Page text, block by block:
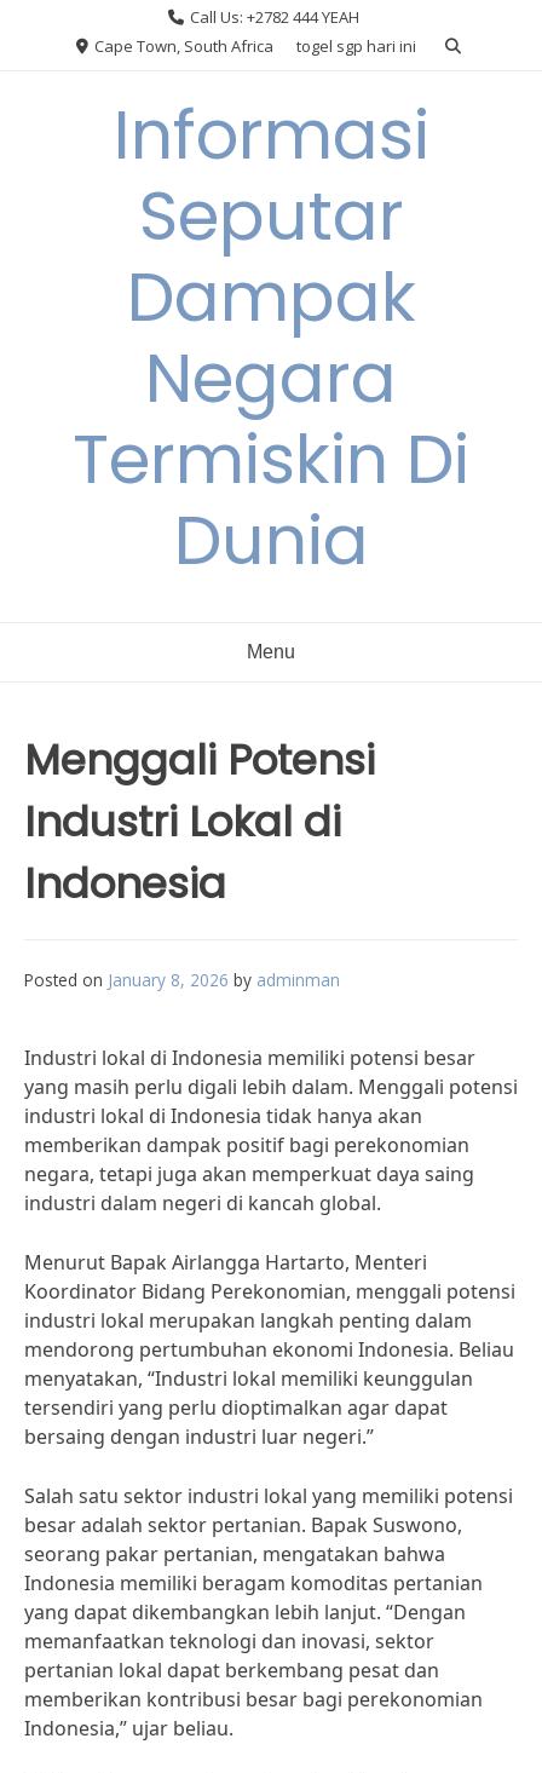
Call Us: +2782 444 YEAH
Cape Town, South Africa
togel sgp hari ini
Informasi
Seputar
Dampak
Negara
Termiskin Di
Dunia
Menu
Menggali Potensi
Industri Lokal di
Indonesia
Posted on January 8, 2026 by adminman
Industri lokal di Indonesia memiliki potensi besar
yang masih perlu digali lebih dalam. Menggali potensi
industri lokal di Indonesia tidak hanya akan
memberikan dampak positif bagi perekonomian
negara, tetapi juga akan memperkuat daya saing
industri dalam negeri di kancah global.
Menurut Bapak Airlangga Hartarto, Menteri
Koordinator Bidang Perekonomian, menggali potensi
industri lokal merupakan langkah penting dalam
mendorong pertumbuhan ekonomi Indonesia. Beliau
menyatakan, “Industri lokal memiliki keunggulan
tersendiri yang perlu dioptimalkan agar dapat
bersaing dengan industri luar negeri.”
Salah satu sektor industri lokal yang memiliki potensi
besar adalah sektor pertanian. Bapak Suswono,
seorang pakar pertanian, mengatakan bahwa
Indonesia memiliki beragam komoditas pertanian
yang dapat dikembangkan lebih lanjut. “Dengan
memanfaatkan teknologi dan inovasi, sektor
pertanian lokal dapat berkembang pesat dan
memberikan kontribusi besar bagi perekonomian
Indonesia,” ujar beliau.